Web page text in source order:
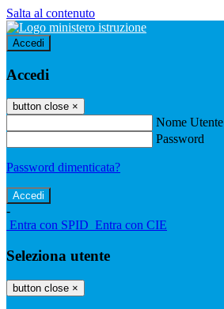
Salta al contenuto
Accedi
Accedi
button close ×
Nome Utente
Password
Password dimenticata?
-
Entra con SPID Entra con CIE
Seleziona utente
button close ×